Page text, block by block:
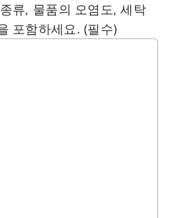
류, 물품의 오염도, 세탁
포함하세요.(필수)